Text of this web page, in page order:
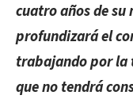
cuatro años de
profundizará el
trabajando por la
que no tendrá